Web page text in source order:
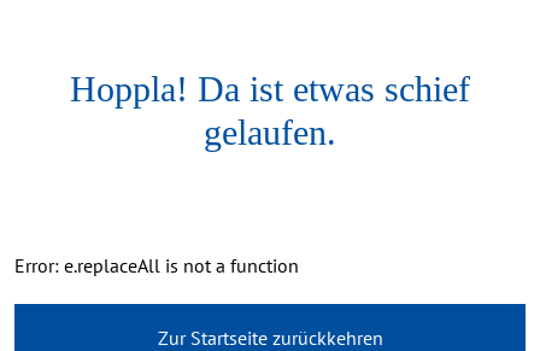
Hoppla! Da ist etwas schief
gelaufen.
Error: e.replaceAll is not a function
Zur Startseite zurückkehren